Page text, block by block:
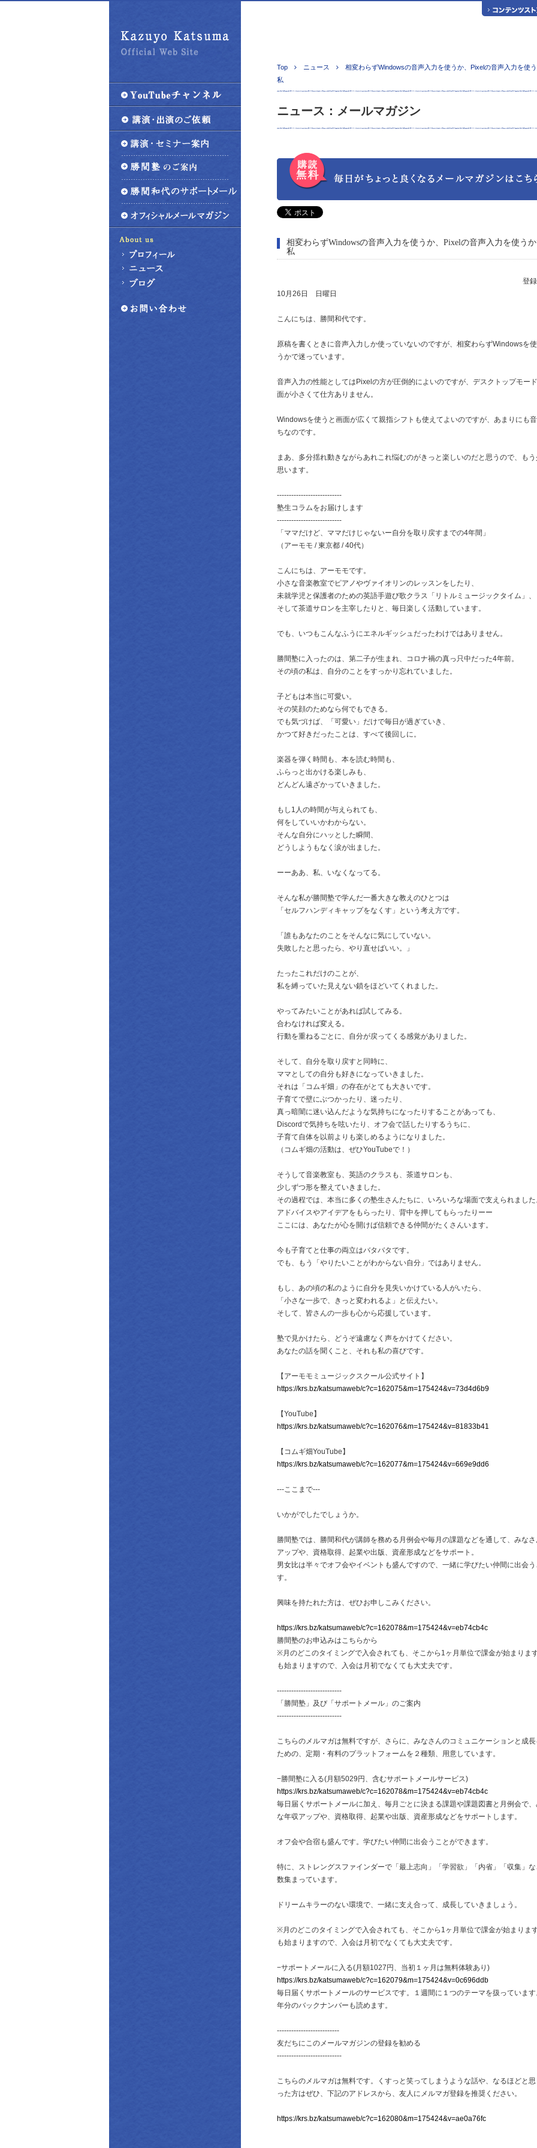
Top ニュース
相変わらずWindowsの音声入力を使うか、Pixelの音声入力を使
私
ニュース：メールマガジン
相変わらずWindowsの音声入力を使うか、Pixelの音声入力を使う
私
登
10月26日 日曜日
こんにちは、勝間和代です。
原稿を書くときに音声入力しか使っていないのですが、相変わらずWindowsを
うかで迷っています。
音声入力の性能としてはPixelの方が圧倒的によいのですが、デスクトップモー
面が小さくて仕方ありません。
Windowsを使うと画面が広くて親指シフトも使えてよいのですが、あまりにも
ちなのです。
まあ、多分揺れ動きながらあれこれ悩むのがきっと楽しいのだと思うので、もう
思います。
---------------------------
塾生コラムをお届けします
---------------------------
「ママだけど、ママだけじゃないー自分を取り戻すまでの4年間」
（アーモモ / 東京都 / 40代）
こんにちは、アーモモです。
小さな音楽教室でピアノやヴァイオリンのレッスンをしたり、
未就学児と保護者のための英語手遊び歌クラス「リトルミュージックタイム」、
そして茶道サロンを主宰したりと、毎日楽しく活動しています。
でも、いつもこんなふうにエネルギッシュだったわけではありません。
勝間塾に入ったのは、第二子が生まれ、コロナ禍の真っ只中だった4年前。
その頃の私は、自分のことをすっかり忘れていました。
子どもは本当に可愛い。
その笑顔のためなら何でもできる。
でも気づけば、「可愛い」だけで毎日が過ぎていき、
かつて好きだったことは、すべて後回しに。
楽器を弾く時間も、本を読む時間も、
ふらっと出かける楽しみも、
どんどん遠ざかっていきました。
もし1人の時間が与えられても、
何をしていいかわからない。
そんな自分にハッとした瞬間、
どうしようもなく涙が出ました。
ーーああ、私、いなくなってる。
そんな私が勝間塾で学んだ一番大きな教えのひとつは
「セルフハンディキャップをなくす」という考え方です。
「誰もあなたのことをそんなに気にしていない。
失敗したと思ったら、やり直せばいい。」
たったこれだけのことが、
私を縛っていた見えない鎖をほどいてくれました。
やってみたいことがあれば試してみる。
合わなければ変える。
行動を重ねるごとに、自分が戻ってくる感覚がありました。
そして、自分を取り戻すと同時に、
ママとしての自分も好きになっていきました。
それは「コムギ畑」の存在がとても大きいです。
子育てで壁にぶつかったり、迷ったり、
真っ暗闇に迷い込んだような気持ちになったりすることがあっても、
Discordで気持ちを呟いたり、オフ会で話したりするうちに、
子育て自体を以前よりも楽しめるようになりました。
（コムギ畑の活動は、ぜひYouTubeで！）
そうして音楽教室も、英語のクラスも、茶道サロンも、
少しずつ形を整えていきました。
その過程では、本当に多くの塾生さんたちに、いろいろな場面で支えられました
アドバイスやアイデアをもらったり、背中を押してもらったりーー
ここには、あなたが心を開けば信頼できる仲間がたくさんいます。
今も子育てと仕事の両立はバタバタです。
でも、もう「やりたいことがわからない自分」ではありません。
もし、あの頃の私のように自分を見失いかけている人がいたら、
「小さな一歩で、きっと変われるよ」と伝えたい。
そして、皆さんの一歩も心から応援しています。
塾で見かけたら、どうぞ遠慮なく声をかけてください。
あなたの話を聞くこと、それも私の喜びです。
【アーモモミュージックスクール公式サイト】
https://krs.bz/katsumaweb/c?c=162075&m=175424&v=73d4d6b9
【YouTube】
https://krs.bz/katsumaweb/c?c=162076&m=175424&v=81833b41
【コムギ畑YouTube】
https://krs.bz/katsumaweb/c?c=162077&m=175424&v=669e9dd6
---ここまで---
いかがでしたでしょうか。
勝間塾では、勝間和代が講師を務める月例会や毎月の課題などを通して、みな
アップや、資格取得、起業や出版、資産形成などをサポート。
男女比は半々でオフ会やイベントも盛んですので、一緒に学びたい仲間に出会う
す。
興味を持たれた方は、ぜひお申しこみください。
https://krs.bz/katsumaweb/c?c=162078&m=175424&v=eb74cb4c
勝間塾のお申込みはこちらから
※月のどこのタイミングで入会されても、そこから1ヶ月単位で課金が始まりま
も始まりますので、入会は月初でなくても大丈夫です。
---------------------------
「勝間塾」及び「サポートメール」のご案内
---------------------------
こちらのメルマガは無料ですが、さらに、みなさんのコミュニケーションと成
ための、定期・有料のプラットフォームを２種類、用意しています。
−勝間塾に入る(月額5029円、含むサポートメールサービス)
https://krs.bz/katsumaweb/c?c=162078&m=175424&v=eb74cb4c
毎日届くサポートメールに加え、毎月ごとに決まる課題や課題図書と月例会で
な年収アップや、資格取得、起業や出版、資産形成などをサポートします。
オフ会や合宿も盛んです。学びたい仲間に出会うことができます。
特に、ストレングスファインダーで「最上志向」「学習欲」「内省」「収集」
数集まっています。
ドリームキラーのない環境で、一緒に支え合って、成長していきましょう。
※月のどこのタイミングで入会されても、そこから1ヶ月単位で課金が始まりま
も始まりますので、入会は月初でなくても大丈夫です。
−サポートメールに入る(月額1027円、当初１ヶ月は無料体験あり)
https://krs.bz/katsumaweb/c?c=162079&m=175424&v=0c696ddb
毎日届くサポートメールのサービスです。１週間に１つのテーマを扱っていま
年分のバックナンバーも読めます。
--------------------------
友だちにこのメールマガジンの登録を勧める
---------------------------
こちらのメルマガは無料です。くすっと笑ってしまうような話や、なるほどと
った方はぜひ、下記のアドレスから、友人にメルマガ登録を推奨ください。
https://krs.bz/katsumaweb/c?c=162080&m=175424&v=ae0a76fc